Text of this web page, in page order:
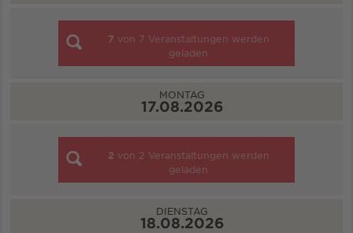
7 von 7 Veranstaltungen werden
geladen
MONTAG
17.08.2026
2 von 2 Veranstaltungen werden
geladen
DIENSTAG
18.08.2026